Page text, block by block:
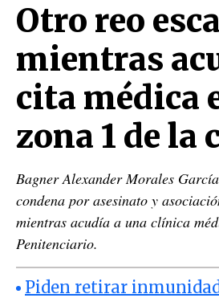
Otro reo
mientras
cita médica
zona 1 de la
Bagner Alexander Morales
condena por asesinato y
mientras acudía a una clínica
Penitenciario.
Piden retirar